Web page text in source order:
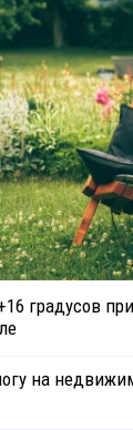
градусов
на